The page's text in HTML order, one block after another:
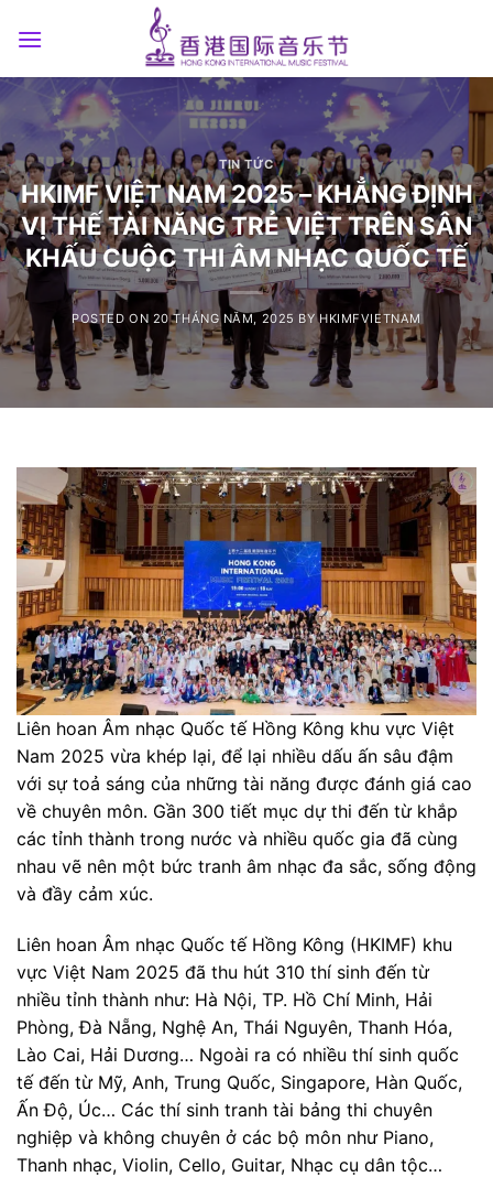
TIN TỨC
HKIMF VIỆT NAM 2025 – KHẲNG ĐỊNH
VỊ THẾ TÀI NĂNG TRẺ VIỆT TRÊN SÂN
KHẤU CUỘC THI ÂM NHẠC QUỐC TẾ
POSTED ON 20 THÁNG NĂM, 2025 BYHKIMFVIETNAM
Liên hoan Âm nhạc Quốc tế Hồng Kông khu vực Việt
Nam 2025 vừa khép lại, để lại nhiều dấu ấn sâu đậm
với sự toả sáng của những tài năng được đánh giá cao
về chuyên môn. Gần 300 tiết mục dự thi đến từ khắp
các tỉnh thành trong nước và nhiều quốc gia đã cùng
nhau vẽ nên một bức tranh âm nhạc đa sắc, sống động
và đầy cảm xúc.
Liên hoan Âm nhạc Quốc tế Hồng Kông (HKIMF) khu
vực Việt Nam 2025 đã thu hút 310 thí sinh đến từ
nhiều tỉnh thành như: Hà Nội, TP. Hồ Chí Minh, Hải
Phòng, Đà Nẵng, Nghệ An, Thái Nguyên, Thanh Hóa,
Lào Cai, Hải Dương… Ngoài ra có nhiều thí sinh quốc
tế đến từ Mỹ, Anh, Trung Quốc, Singapore, Hàn Quốc,
Ấn Độ, Úc… Các thí sinh tranh tài bảng thi chuyên
nghiệp và không chuyên ở các bộ môn như Piano,
Thanh nhạc, Violin, Cello, Guitar, Nhạc cụ dân tộc…